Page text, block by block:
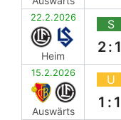
22.2.2026
Heim
S
2:1
15.2.2026
Auswärts
U
1:1